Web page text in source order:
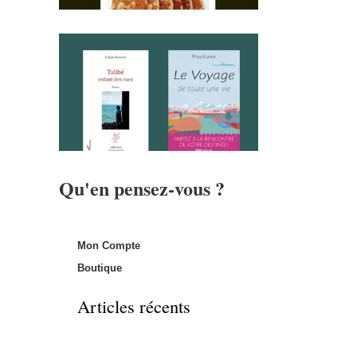
Qu'en pensez-vous ?
Mon Compte
Boutique
Articles récents